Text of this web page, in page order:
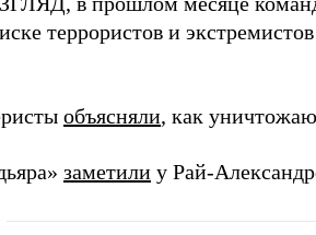
террористов и
объясняли, как
заметили у Рай-